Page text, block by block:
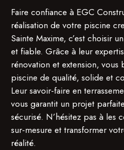
Faire confiance à EGC
réalisation de votre piscine
Sainte Maxime, c’est choisir
et fiable. Grâce à leur
rénovation et extension, vous
piscine de qualité, solide et
Leur savoir-faire en
vous garantit un projet
sécurisé. N’hésitez pas à
sur-mesure et transformer
réalité.